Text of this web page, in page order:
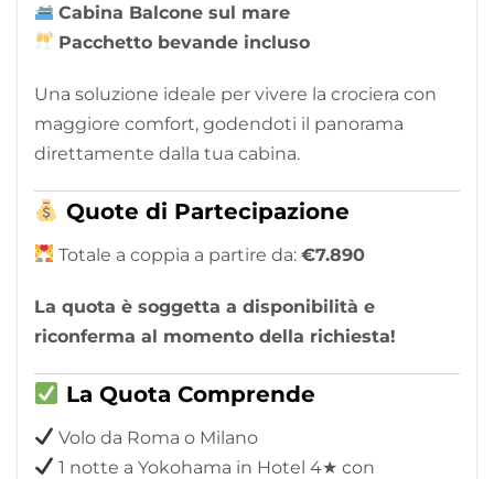
Cabina Balcone sul mare
Pacchetto bevande incluso
Una soluzione ideale per vivere la crociera con
maggiore comfort, godendoti il panorama
direttamente dalla tua cabina.
Quote di Partecipazione
Totale a coppia a partire da:€7.890
La quota è soggetta a disponibilità e
riconferma al momento della richiesta!
La Quota Comprende
Volo da Roma o Milano
1 notte a Yokohama in Hotel 4★ con